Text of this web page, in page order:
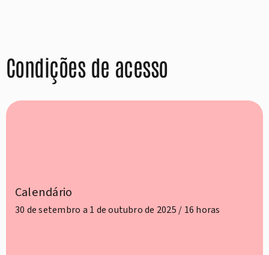
Condições de acesso
Calendário
30 de setembro a 1 de outubro de 2025 / 16 horas